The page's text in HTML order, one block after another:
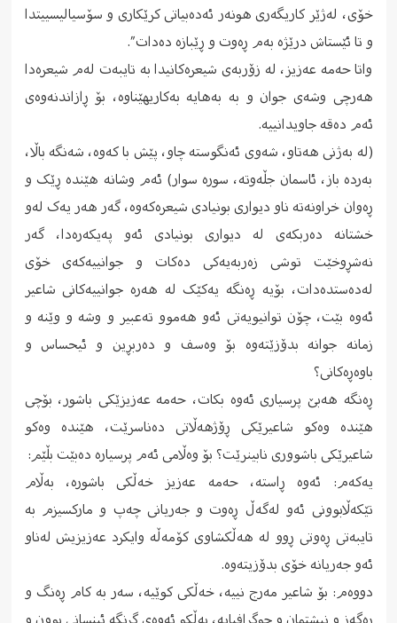
خۆى، لەژێر کاریگەرى هونەر ئەدەبیاتى کرێکارى و سۆسیالیسییتدا
و تا ئێستاش درێژە بەم ڕەوت و ڕێبازە دەدات”.
واتا حەمە عەزیز، لە زۆربەى شیعرەکانیدا بە تایبەت لەم شیعرەدا
هەرچى وشەى جوان و بە بەهایە بەکاریهێناوە، بۆ ڕازاندنەوەى
ئەم دەقە جاویدانییە.
(لە بەژنى هەتاو، شەوى ئەنگوستە چاو، پێش با کەوە، شەنگە باڵا،
بەردە باز، ئاسمان جڵەوتە، سورە سوار) ئەم وشانە هێندە ڕێک و
ڕەوان خراونەتە ناو دیوارى بونیادى شیعرەکەوە، گەر هەر یەک لەو
خشتانە دەربکەى لە دیوارى بونیادى ئەو پەیکەرەدا، گەر
نەشڕوخێت توشی زەربەیەکى دەکات و جوانییەکەى خۆى
لەدەستدەدات، بۆیە ڕەنگە یەکێک لە هەرە جوانییەکانى شاعیر
ئەوە بێت، چۆن توانیویەتى ئەو هەموو تەعبیر و وشە و وێنە و
زمانە جوانە بدۆزێتەوە بۆ وەسف و دەربڕین و ئیحساس و
باوەڕەکانى؟
ڕەنگە هەبێ پرسیارى ئەوە بکات، حەمە عەزیزێکى باشور، بۆچى
هێندە وەکو شاعیرێکى ڕۆژهەڵاتى دەناسرێت، هێندە وەکو
شاعیرێکى باشوورى نابینرێت؟ بۆ وەڵامى ئەم پرسیارە دەبێت بڵێم:
یەکەم: ئەوە ڕاستە، حەمە عەزیز خەڵکى باشورە، بەڵام
تێکەڵابوونى ئەو لەگەڵ ڕەوت و جەریانى چەپ و مارکسیزم بە
تایبەتى ڕەوتى ڕوو لە هەڵکشاوى کۆمەڵە وایکرد عەزیزیش لەناو
ئەو جەریانە خۆى بدۆزیتەوە.
دووەم: بۆ شاعیر مەرج نییە، خەڵکى کوێیە، سەر بە کام ڕەنگ و